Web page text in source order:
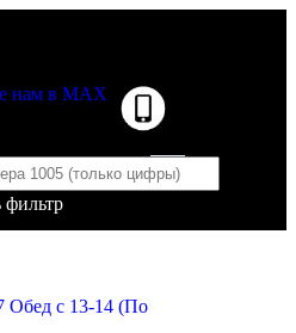
фильтр
пуста
Обед с 13-14 (По